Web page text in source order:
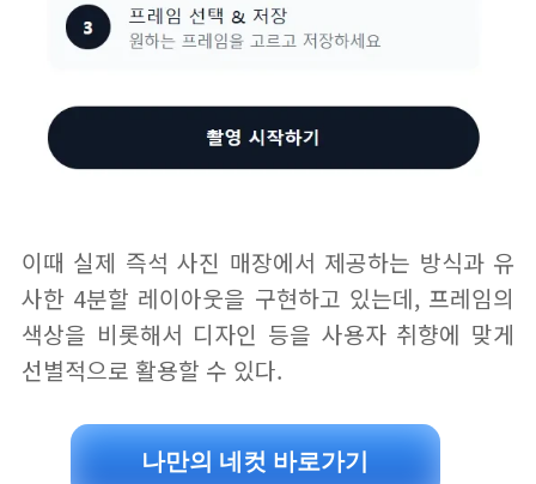
이때 실제 즉석 사진 매장에서 제공하는 방식과 유
사한 4분할 레이아웃을 구현하고 있는데, 프레임의
색상을 비롯해서 디자인 등을 사용자 취향에 맞게
선별적으로 활용할 수 있다.
나만의 네컷 바로가기